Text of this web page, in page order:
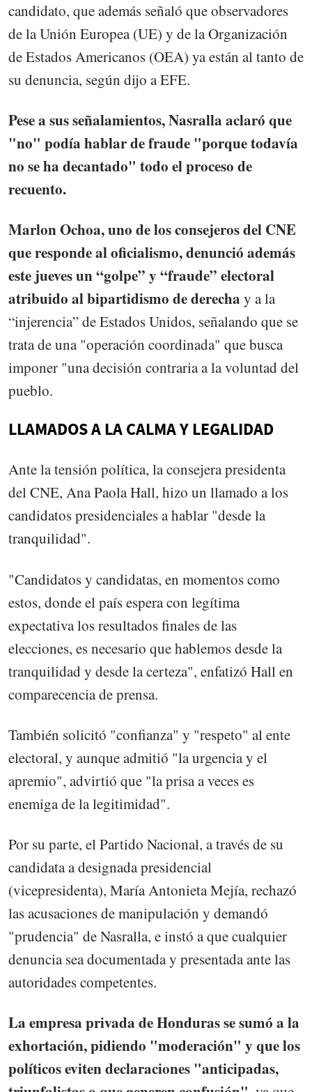
candidato, que además señaló que observadores
de la Unión Europea (UE) y de la Organización
de Estados Americanos (OEA) ya están al tanto de
su denuncia, según dijo a EFE.
Pese a sus señalamientos, Nasralla aclaró que
"no" podía hablar de fraude "porque todavía
no se ha decantado" todo el proceso de
recuento.
Marlon Ochoa, uno de los consejeros del CNE
que responde al oficialismo, denunció además
este jueves un “golpe” y “fraude” electoral
atribuido al bipartidismo de derecha y a la
“injerencia” de Estados Unidos, señalando que se
trata de una "operación coordinada" que busca
imponer "una decisión contraria a la voluntad del
pueblo.
LLAMADOS A LA CALMA Y LEGALIDAD
Ante la tensión política, la consejera presidenta
del CNE, Ana Paola Hall, hizo un llamado a los
candidatos presidenciales a hablar "desde la
tranquilidad".
"Candidatos y candidatas, en momentos como
estos, donde el país espera con legítima
expectativa los resultados finales de las
elecciones, es necesario que hablemos desde la
tranquilidad y desde la certeza", enfatizó Hall en
comparecencia de prensa.
También solicitó "confianza" y "respeto" al ente
electoral, y aunque admitió "la urgencia y el
apremio", advirtió que "la prisa a veces es
enemiga de la legitimidad".
Por su parte, el Partido Nacional, a través de su
candidata a designada presidencial
(vicepresidenta), María Antonieta Mejía, rechazó
las acusaciones de manipulación y demandó
"prudencia" de Nasralla, e instó a que cualquier
denuncia sea documentada y presentada ante las
autoridades competentes.
La empresa privada de Honduras se sumó a la
exhortación, pidiendo "moderación" y que los
políticos eviten declaraciones "anticipadas,